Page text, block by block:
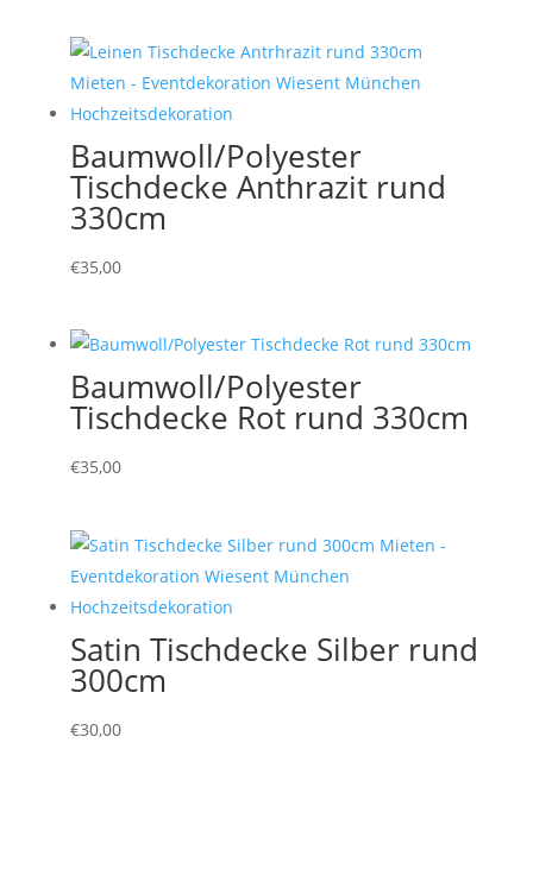
Baumwoll/Polyester
Tischdecke Anthrazit rund
330cm
€35,00
Baumwoll/Polyester
Tischdecke Rot rund 330cm
€35,00
Satin Tischdecke Silber rund
300cm
€30,00